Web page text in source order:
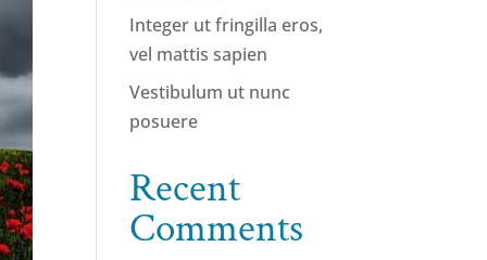
Integer ut fringilla eros,
vel mattis sapien
Vestibulum ut nunc
posuere
Recent
Comments